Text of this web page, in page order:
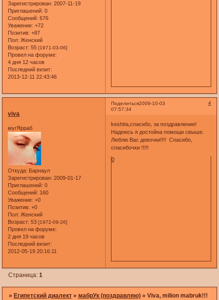
Зарегистрирован: 2007-11-19
Приглашений: 0
Сообщений: 676
Уважение: +72
Позитив: +87
Пол: Женский
Возраст: 55[1971-03-06]
Провел на форуме:
4 дня 12 часов
Последний визит:
2013-12-11 22:43:46
Поделиться 4
2009-10-03
07:57:34
viva
мугЯрраб
Откуда: Барнаул
Зарегистрирован: 2009-01-17
Приглашений: 0
Сообщений: 160
Уважение: +0
Позитив: +0
Пол: Женский
Возраст: 53[1972-09-26]
Провел на форуме:
2 дня 19 часов
Последний визит:
2012-05-19 20:16:11
keshtta,спасибо, за поздравление!
Надеюсь я достойна помощи свыше.
Люблю Вас девочки!!!! Спасибо,
спасибочки !!!!!
0
Страница: 1
» Египетский диалект » мабрУк (поздравляю) » Viva, milion mabruk!!!